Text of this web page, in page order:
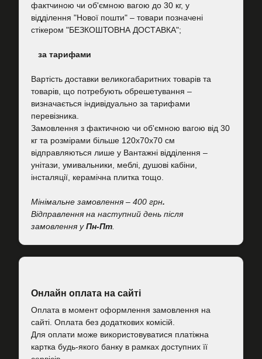
фактчиною чи об'ємною вагою до 30 кг, у
відділення "Нової пошти" – товари позначені
стікером "БЕЗКОШТОВНА ДОСТАВКА";
за тарифами
Вартість доставки великогабаритних товарів та
товарів, що потребують обрешетування –
визначається індивідуально за тарифами
перевізника.
Замовлення з фактичною чи об'ємною вагою від 30
кг та розмірами більше 120х70х70 см
відправляються лише у Вантажні відділення –
унітази, умивальники, меблі, душові кабіни,
інсталяції, керамічна плитка тощо.
Мінімальне замовлення – 400 грн.
Відправлення на наступний день після
замовлення уПн-Пт
Онлайн оплата на сайті
Оплата в момент оформлення замовлення на
сайті. Оплата без додаткових комісій.
Для оплати може використовуватися платіжна
картка будь-якого банку в рамках доступних її